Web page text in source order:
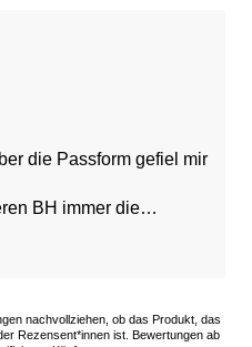
die Passform gefiel mir
BH immer die
nachvollziehen, ob das Produkt, das
Rezensent*innen ist. Bewertungen ab